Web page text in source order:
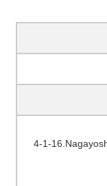
4-1-